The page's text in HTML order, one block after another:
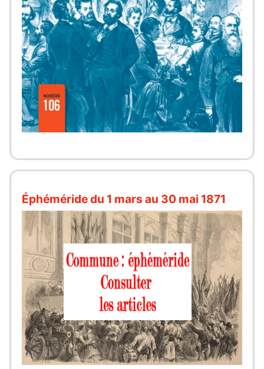
Éphéméride du 1 mars au 30 mai 1871